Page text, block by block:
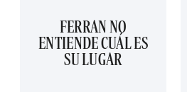
FERRAN NO
ENTIENDE CUÁL ES
SU LUGAR